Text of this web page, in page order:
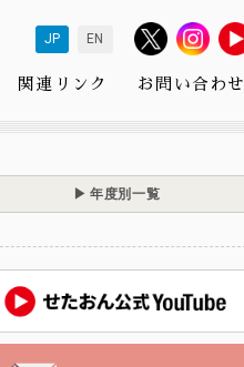
JP EN
関連リンク お問い合わせ
年度別一覧